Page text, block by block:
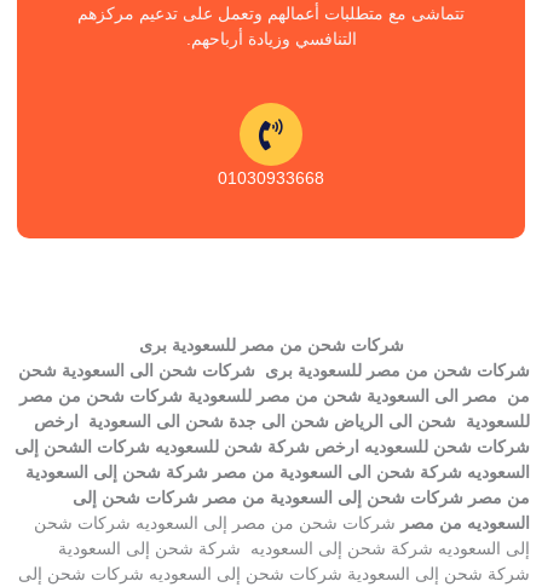
تتماشى مع متطلبات أعمالهم وتعمل على تدعيم مركزهم
التنافسي وزيادة أرباحهم.
01030933668
شركات شحن من مصر للسعودية برى
شركات شحن من مصر للسعودية برى شركات شحن الى السعودية شحن
من مصر الى السعودية شحن من مصر للسعودية شركات شحن من مصر
للسعودية شحن الى الرياض شحن الى جدة شحن الى السعودية ارخص
شركات شحن للسعوديه ارخص شركة شحن للسعوديه شركات الشحن إلى
السعوديه شركة شحن الى السعودية من مصر شركة شحن إلى السعودية
من مصر شركات شحن إلى السعودية من مصر شركات شحن إلى
السعوديه من مصر شركات شحن من مصر إلى السعوديه شركات شحن
إلى السعوديه شركة شحن إلى السعوديه شركة شحن إلى السعودية
شركة شحن إلى السعودية شركات شحن إلى السعوديه شركات شحن إلى